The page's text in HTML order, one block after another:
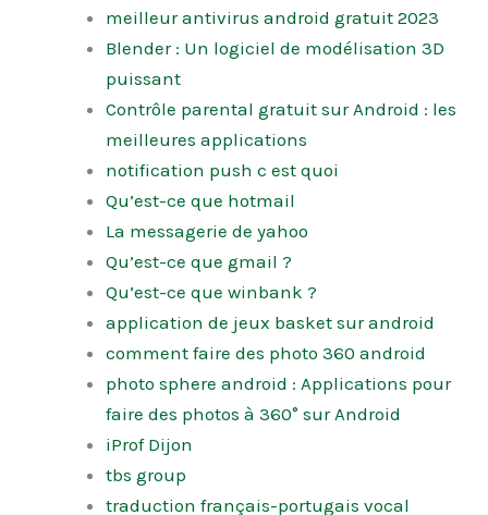
meilleur antivirus android gratuit 2023
Blender : Un logiciel de modélisation 3D
puissant
Contrôle parental gratuit sur Android : les
meilleures applications
notification push c est quoi
Qu’est-ce que hotmail
La messagerie de yahoo
Qu’est-ce que gmail ?
Qu’est-ce que winbank ?
application de jeux basket sur android
comment faire des photo 360 android
photo sphere android : Applications pour
faire des photos à 360° sur Android
iProf Dijon
tbs group
traduction français-portugais vocal